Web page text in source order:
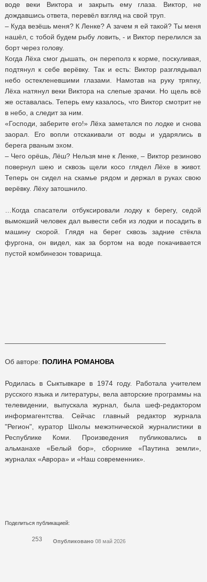
воде веки Виктора и закрыть ему глаза. Виктор, не
дождавшись ответа, перевёл взгляд на свой труп.
– Куда везёшь меня? К Ленке? А зачем я ей такой? Ты меня
нашёл, с тобой будем рыбу ловить, - и Виктор перелился за
борт через голову.
Когда Лёха смог дышать, он переполз к корме, поскуливая,
подтянул к себе верёвку. Так и есть: Виктор разглядывал
небо остекленевшими глазами. Намотав на руку тряпку,
Лёха натянул веки Виктора на слепые зрачки. Но щель всё
же оставалась. Теперь ему казалось, что Виктор смотрит не
в небо, а следит за ним.
«Господи, заберите его!» Лёха заметался по лодке и снова
заорал. Его вопли отскакивали от воды и ударялись в
берега рваным эхом.
– Чего орёшь, Лёш? Нельзя мне к Ленке, – Виктор резиново
повернул шею и сквозь щели косо глядел Лёхе в живот.
Теперь он сидел на скамье рядом и держал в руках свою
верёвку. Лёху затошнило.
…Когда спасатели отбуксировали лодку к берегу, седой
вымокший человек дал вывести себя из лодки и посадить в
машину скорой. Глядя на берег сквозь задние стёкла
фургона, он видел, как за бортом на воде покачивается
пустой комбинезон товарища.
Об авторе: ПОЛИНА РОМАНОВА
Родилась в Сыктывкаре в 1974 году. Работала учителем
русского языка и литературы, вела авторские программы на
телевидении, выпускала журнал, была шеф-редактором
информагентства. Сейчас главный редактор журнала
"Регион", куратор Школы межэтнической журналистики в
Республике Коми. Произведения публиковались в
альманахе «Белый бор», сборнике «Паутина земли»,
журналах «Аврора» и «Наш современник».
Поделиться публикацией:
253 Опубликовано 08 май 2026